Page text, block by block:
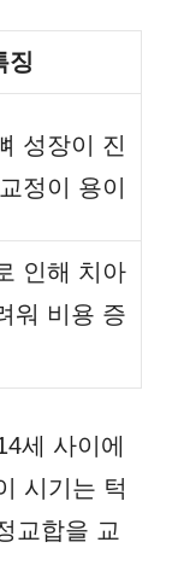
징
성장이 진
정이 용이
인해 치아
워 비용 증
세 사이에
시기는 턱
교합을 교